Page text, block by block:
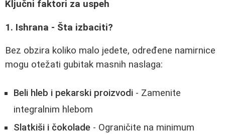
Ključni faktori za uspeh
1. Ishrana - Šta izbaciti?
Bez obzira koliko malo jedete, određene namirnice
mogu otežati gubitak masnih naslaga:
Beli hleb i pekarski proizvodi - Zamenite
integralnim hlebom
Slatkiši i čokolade - Ograničite na minimum